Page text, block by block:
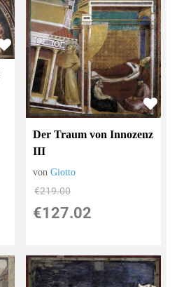
Der Traum von Innozenz
III
vonGiotto
€219.00
€127.02